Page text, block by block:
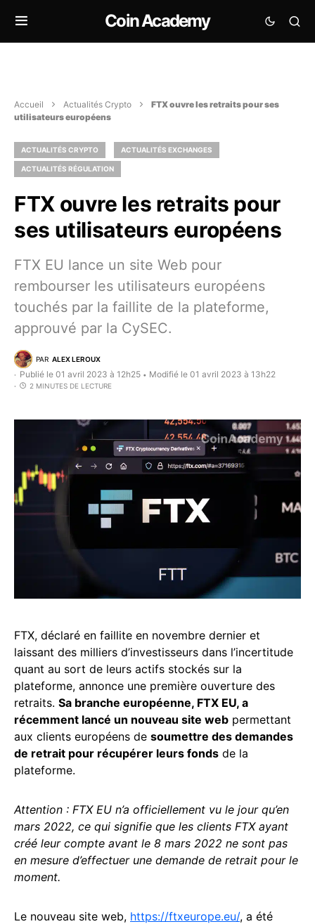
Coin Academy
Accueil Actualités Crypto
FTX ouvre les retraits pour ses
utilisateurs européens
ACTUALITÉS CRYPTO ACTUALITÉS EXCHANGES
ACTUALITÉS RÉGULATION
FTX ouvre les retraits pour
ses utilisateurs européens
FTX EU lance un site Web pour
rembourser les utilisateurs européens
touchés par la faillite de la plateforme,
approuvé par la CySEC.
PAR ALEX LEROUX
Publié le 01 avril 2023 à 12h25 • Modifié le 01 avril 2023 à 13h22
2 MINUTES DE LECTURE
FTX, déclaré en faillite en novembre dernier et
laissant des milliers d’investisseurs dans l’incertitude
quant au sort de leurs actifs stockés sur la
plateforme, annonce une première ouverture des
retraits. Sa branche européenne, FTX EU, a
récemment lancé un nouveau site web permettant
aux clients européens de soumettre des demandes
de retrait pour récupérer leurs fonds de la
plateforme.
Attention : FTX EU n’a officiellement vu le jour qu’en
mars 2022, ce qui signifie que les clients FTX ayant
créé leur compte avant le 8 mars 2022 ne sont pas
en mesure d’effectuer une demande de retrait pour le
moment.
Le nouveau site web, https://ftxeurope.eu/, a été